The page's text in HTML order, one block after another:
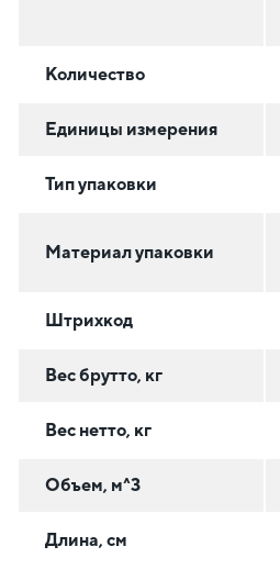
Количество
Единицы измерения
Тип упаковки
Материал упаковки
Штрихкод
Вес брутто, кг
Вес нетто, кг
Объем, м^3
Длина, см